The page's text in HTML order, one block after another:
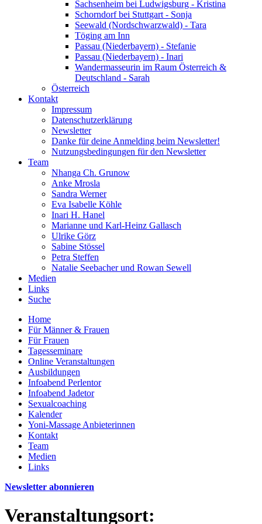
Sachsenheim bei Ludwigsburg - Kristina
Schorndorf bei Stuttgart - Sonja
Seewald (Nordschwarzwald) - Tara
Töging am Inn
Passau (Niederbayern) - Stefanie
Passau (Niederbayern) - Inari
Wandermasseurin im Raum Österreich &
Deutschland - Sarah
Österreich
Kontakt
Impressum
Datenschutzerklärung
Newsletter
Danke für deine Anmelding beim Newsletter!
Nutzungsbedingungen für den Newsletter
Team
Nhanga Ch. Grunow
Anke Mrosla
Sandra Werner
Eva Isabelle Köhle
Inari H. Hanel
Marianne und Karl-Heinz Gallasch
Ulrike Görz
Sabine Stössel
Petra Steffen
Natalie Seebacher und Rowan Sewell
Medien
Links
Suche
Home
Für Männer & Frauen
Für Frauen
Tagesseminare
Online Veranstaltungen
Ausbildungen
Infoabend Perlentor
Infoabend Jadetor
Sexualcoaching
Kalender
Yoni-Massage Anbieterinnen
Kontakt
Team
Medien
Links
Newsletter abonnieren
Veranstaltungsort: